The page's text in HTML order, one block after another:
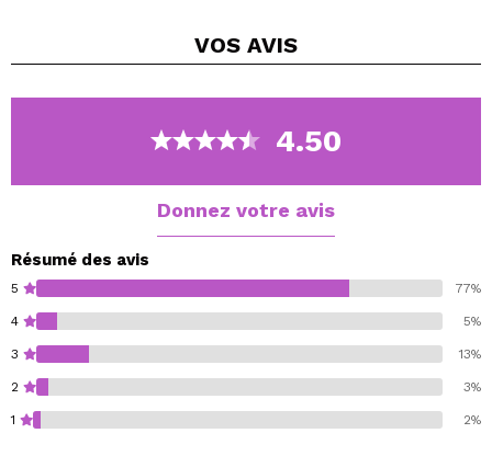
hydrate et illumine la peau intensément fournissant
excessive. Fournit une hydratation de l'épiderme et les
couches plus profondes de la peau de longue durée.
Lisse les rides et réduit la rugosité. Restaure la
en lipides. Empêche la perte insensible en eau. Nourrit
douceur 49 % - rugosité réduit de 45 % * prouvé des
résultats dans les tests in vivo après 14 jours de
traitement DIRECTIONS appliquer sur une peau propre
avec douces caresses. À l'aide de Rose musquée
rejuvenating masque avec de l'acide hyaluronique 1 - 2
fois par semaine.
VOS AVIS
4.50
Donnez votre avis
Résumé des avis
5 77%
4 5%
3 13%
2 3%
1 2%